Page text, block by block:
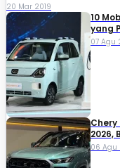
20 Mar 2019
10
yang
07 Agu
Chery
2026,
06 Agu